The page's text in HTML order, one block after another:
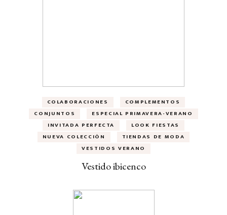
COLABORACIONES
COMPLEMENTOS
CONJUNTOS
ESPECIAL PRIMAVERA-VERANO
INVITADA PERFECTA
LOOK FIESTAS
NUEVA COLECCIÓN
TIENDAS DE MODA
VESTIDOS VERANO
Vestido ibicenco